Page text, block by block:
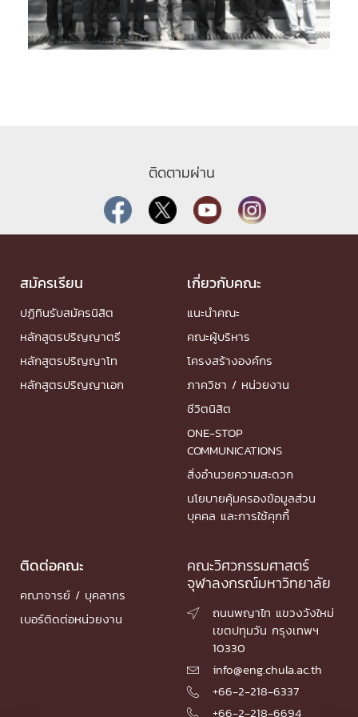
ติดตามผ่าน
สมัครเรียน
ปฏิทินรับสมัครนิสิต
หลักสูตรปริญญาตรี
หลักสูตรปริญญาโท
หลักสูตรปริญญาเอก
เกี่ยวกับคณะ
แนะนำคณะ
คณะผู้บริหาร
โครงสร้างองค์กร
ภาควิชา / หน่วยงาน
ชีวิตนิสิต
ONE-STOP
COMMUNICATIONS
สิ่งอำนวยความสะดวก
นโยบายคุ้มครองข้อมูลส่วน
บุคคล และการใช้คุกกี้
ติดต่อคณะ
คณาจารย์ / บุคลากร
เบอร์ติดต่อหน่วยงาน
คณะวิศวกรรมศาสตร์
จุฬาลงกรณ์มหาวิทยาลัย

ถนนพญาไท แขวงวังใหม่
เขตปทุมวัน กรุงเทพฯ
10330
 info@eng.chula.ac.th
 +66-2-218-6337
 +66-2-218-6694